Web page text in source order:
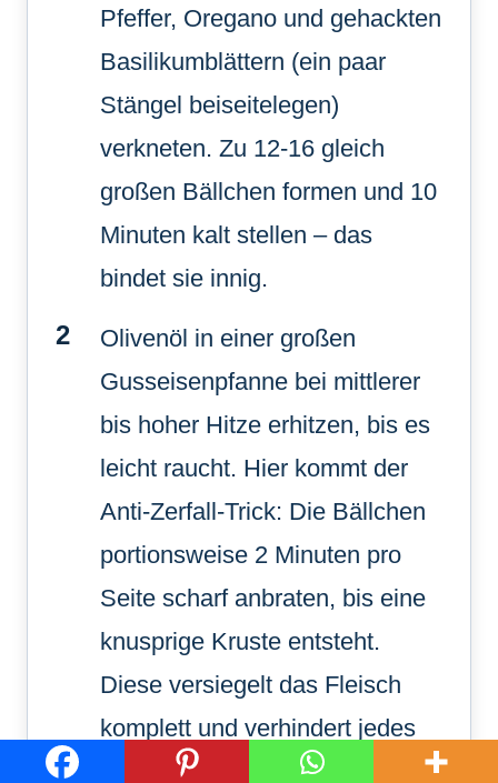
Pfeffer, Oregano und gehackten
Basilikumblättern (ein paar
Stängel beiseitelegen)
verkneten. Zu 12-16 gleich
großen Bällchen formen und 10
Minuten kalt stellen – das
bindet sie innig.
Olivenöl in einer großen
Gusseisenpfanne bei mittlerer
bis hoher Hitze erhitzen, bis es
leicht raucht. Hier kommt der
Anti-Zerfall-Trick: Die Bällchen
portionsweise 2 Minuten pro
Seite scharf anbraten, bis eine
knusprige Kruste entsteht.
Diese versiegelt das Fleisch
komplett und verhindert jedes
Zerfallen in der Soße später.